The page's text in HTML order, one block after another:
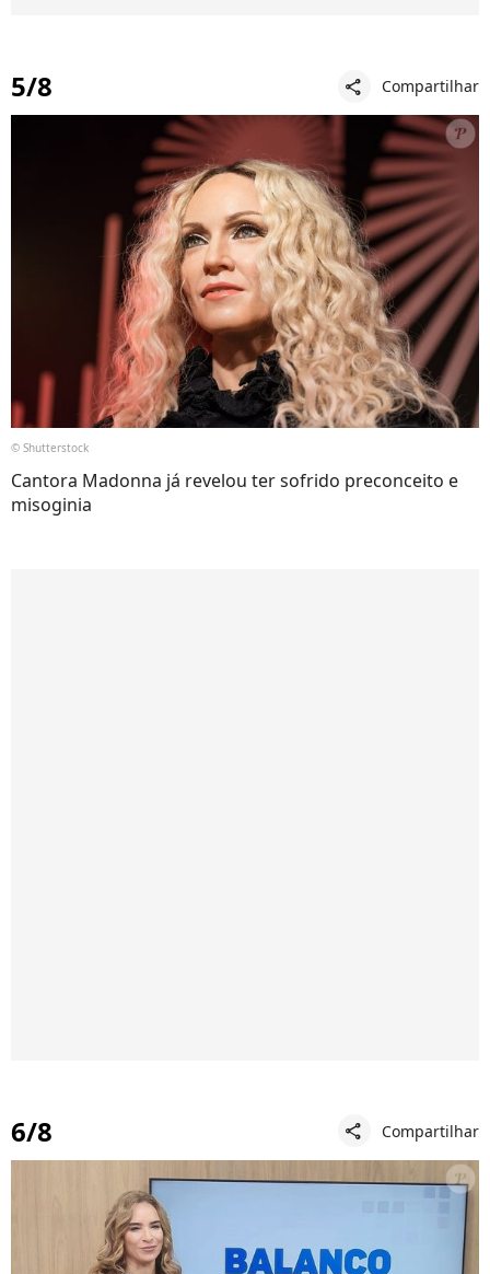
5/8 share Compartilhar
© Shutterstock
Cantora Madonna já revelou ter sofrido preconceito e
misoginia
6/8 share Compartilhar